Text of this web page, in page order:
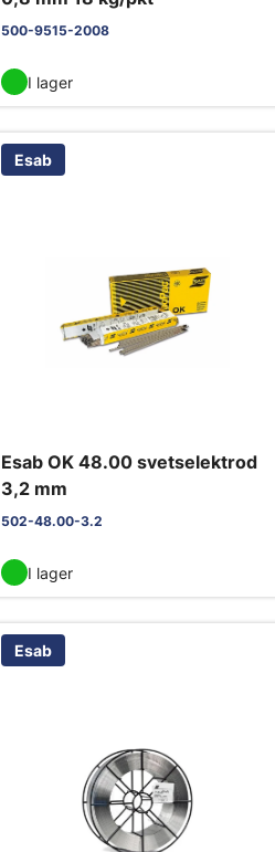
500-9515-2008
I lager
Esab
Esab OK 48.00 svetselektrod
3,2 mm
502-48.00-3.2
I lager
Esab